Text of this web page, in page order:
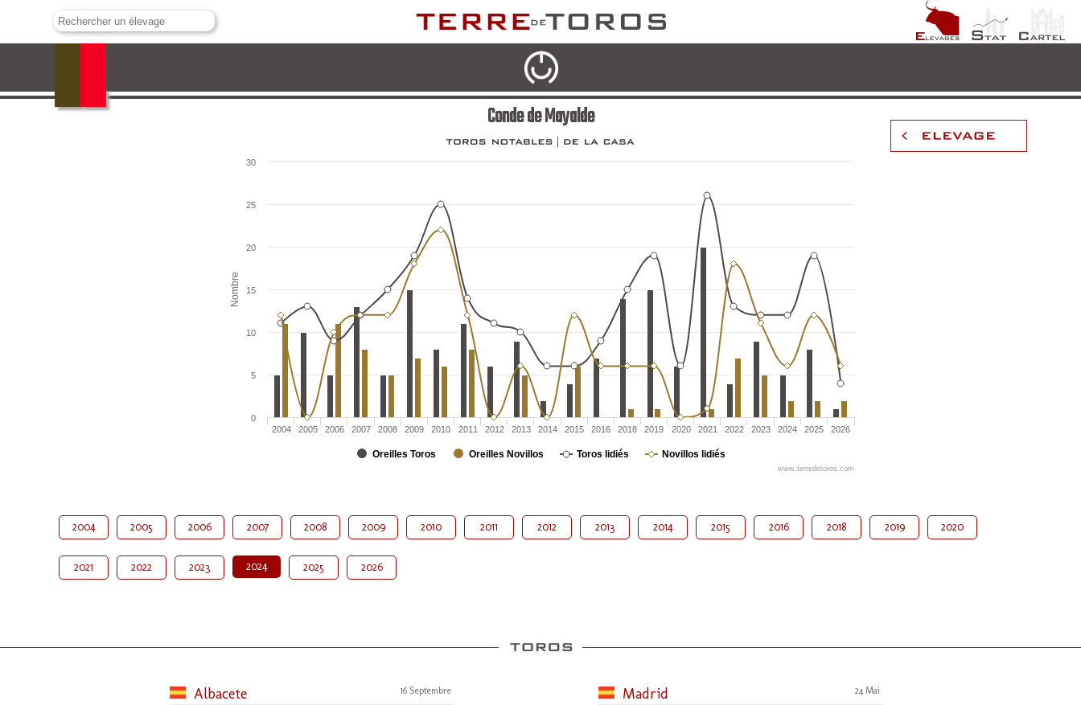
Conde de Mayalde
Nombre
Oreilles Toros Oreilles Novillos Toros lidiés Novillos lidiés
2004 2005 2006 2007 2008 2009 2010 2011 2012 2013 2014 2015 2016 2018 2019 2020 2021 2022 2023 2024 2025 2026
0
5
10
15
20
25
30
www.terredetoros.com
2004 2005 2006 2007 2008 2009 2010 2011 2012 2013 2014 2015 2016 2018 2019 2020
2021 2022 2023 2024 2025 2026
Albacete 16 Septembre Madrid 24 Mai